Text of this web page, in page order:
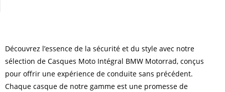
Découvrez l’essence de la sécurité et du style avec notre
sélection de Casques Moto Intégral BMW Motorrad, conçus
pour offrir une expérience de conduite sans précédent.
Chaque casque de notre gamme est une promesse de